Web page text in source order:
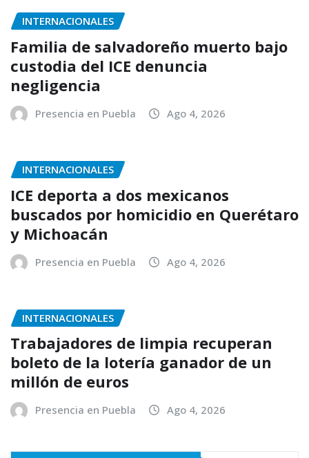
INTERNACIONALES
Familia de salvadoreño muerto bajo
custodia del ICE denuncia
negligencia
Presencia en Puebla Ago 4, 2026
INTERNACIONALES
ICE deporta a dos mexicanos
buscados por homicidio en Querétaro
y Michoacán
Presencia en Puebla Ago 4, 2026
INTERNACIONALES
Trabajadores de limpia recuperan
boleto de la lotería ganador de un
millón de euros
Presencia en Puebla Ago 4, 2026